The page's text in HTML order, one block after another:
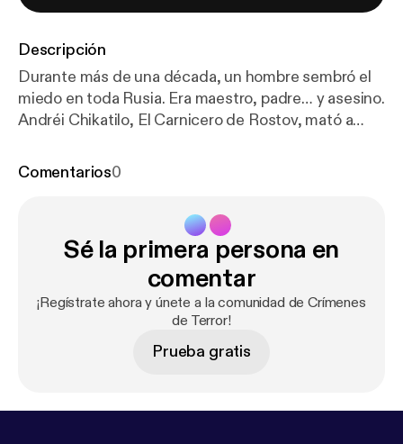
Descripción
Durante más de una década, un hombre sembró el
miedo en toda Rusia. Era maestro, padre… y asesino.
Andréi Chikatilo, El Carnicero de Rostov, mató a
indescriptible. Niños, mujeres, adolescentes… nadie
Crímenes de Terror. Hosted by Simplecast, an
AdsWizz company. Seehttps://pcm.adswizz.com
for information about our collection and use of
personal data for advertising.
Comentarios0
Sé la primera persona en
comentar
¡Regístrate ahora y únete a la comunidad de Crímenes
de Terror!
Prueba gratis